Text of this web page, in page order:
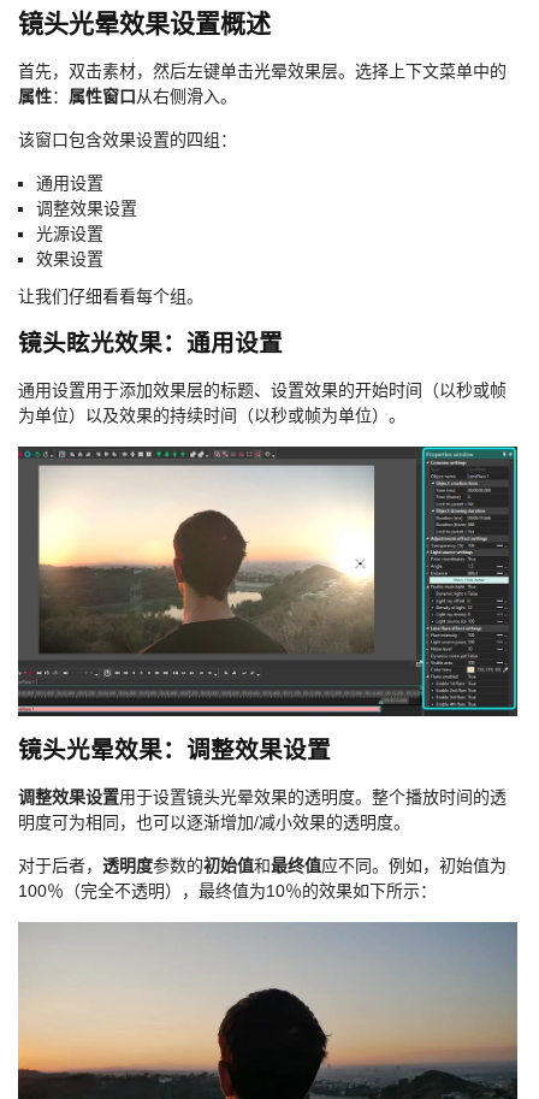
镜头光晕效果设置概述
首先，双击素材，然后左键单击光晕效果层。选择上下文菜单中的
属性： 属性窗口从右侧滑入。
该窗口包含效果设置的四组：
通用设置
调整效果设置
光源设置
效果设置
让我们仔细看看每个组。
镜头眩光效果：通用设置
通用设置用于添加效果层的标题、设置效果的开始时间（以秒或帧
为单位）以及效果的持续时间（以秒或帧为单位）。
镜头光晕效果：调整效果设置
调整效果设置用于设置镜头光晕效果的透明度。整个播放时间的透
明度可为相同，也可以逐渐增加/减小效果的透明度。
对于后者， 透明度参数的初始值和最终值应不同。例如，初始值为
100％（完全不透明），最终值为10％的效果如下所示：